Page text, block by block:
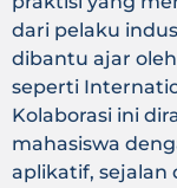
dari pelaku
dibantu ajar
seperti
Kolaborasi ini
mahasiswa
aplikatif,